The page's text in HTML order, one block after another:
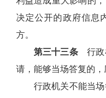
决定公开的政府信息
方。
第三十三条行政
请，能够当场答复的，
行政机关不能当